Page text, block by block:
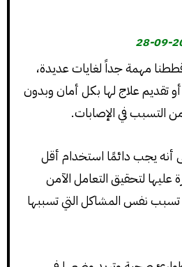
مهمة جداً لغايات عديدة،
أو تقديم علاج لها بكل أمان وبدون
التسبب في الإصابات.
أنه يجب دائمًا استخدام أقل
لتحقيق التعامل الآمن
تسبب نفس المشاكل التي تسببها